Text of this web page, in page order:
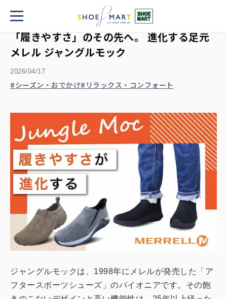
TOP
2026/04/17
「履きやすさ」のその先へ。 進化する足元
メレル ジャングルモック
ジャングルモックは、1998年にメレルが発売した「ア
フタースポーツシューズ」のパイオニアです。その飽
シーズン・おでかけ リラックス・コンフォート